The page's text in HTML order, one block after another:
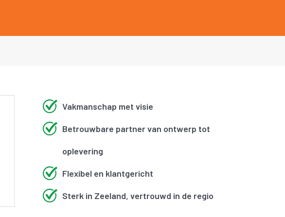
Vakmanschap met visie
Betrouwbare partner van ontwerp tot
oplevering
Flexibel en klantgericht
Sterk in Zeeland, vertrouwd in de regio